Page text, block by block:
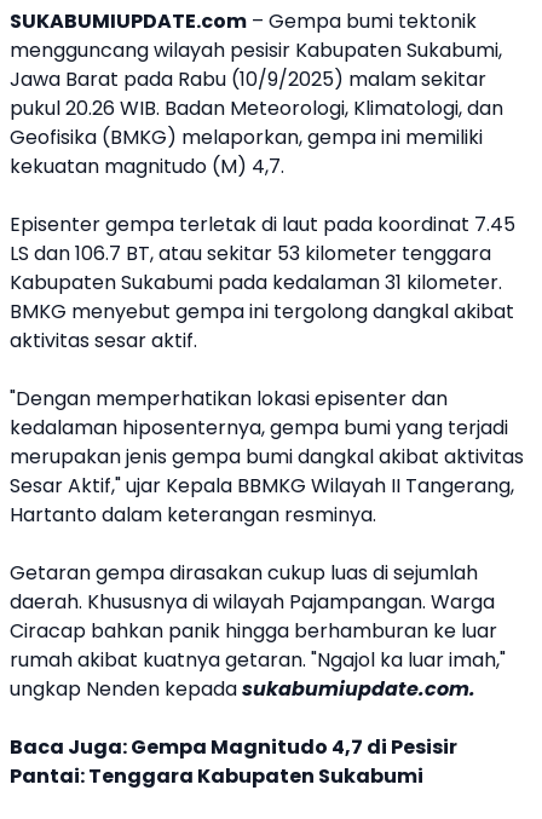
SUKABUMIUPDATE.com – Gempa bumi tektonik
mengguncang wilayah pesisir Kabupaten Sukabumi,
Jawa Barat pada Rabu (10/9/2025) malam sekitar
pukul 20.26 WIB. Badan Meteorologi, Klimatologi, dan
Geofisika (BMKG) melaporkan, gempa ini memiliki
kekuatan magnitudo (M) 4,7.
Episenter gempa terletak di laut pada koordinat 7.45
LS dan 106.7 BT, atau sekitar 53 kilometer tenggara
Kabupaten Sukabumi pada kedalaman 31 kilometer.
BMKG menyebut gempa ini tergolong dangkal akibat
aktivitas sesar aktif.
"Dengan memperhatikan lokasi episenter dan
kedalaman hiposenternya, gempa bumi yang terjadi
merupakan jenis gempa bumi dangkal akibat aktivitas
Sesar Aktif," ujar Kepala BBMKG Wilayah II Tangerang,
Hartanto dalam keterangan resminya.
Getaran gempa dirasakan cukup luas di sejumlah
daerah. Khususnya di wilayah Pajampangan. Warga
Ciracap bahkan panik hingga berhamburan ke luar
rumah akibat kuatnya getaran. "Ngajol ka luar imah,"
ungkap Nenden kepadasukabumiupdate.com.
Baca Juga:Gempa Magnitudo 4,7 di Pesisir
Pantai: Tenggara Kabupaten Sukabumi